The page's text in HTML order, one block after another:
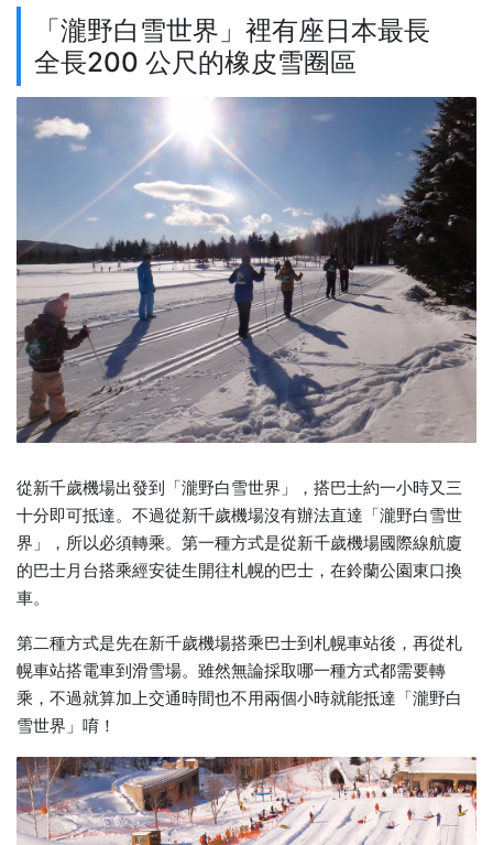
「瀧野白雪世界」裡有座日本最長
全長200 公尺的橡皮雪圈區
從新千歲機場出發到「瀧野白雪世界」，搭巴士約一小時又三
十分即可抵達。不過從新千歲機場沒有辦法直達「瀧野白雪世
界」，所以必須轉乘。第一種方式是從新千歲機場國際線航廈
的巴士月台搭乘經安徒生開往札幌的巴士，在鈴蘭公園東口換
車。
第二種方式是先在新千歲機場搭乘巴士到札幌車站後，再從札
幌車站搭電車到滑雪場。雖然無論採取哪一種方式都需要轉
乘，不過就算加上交通時間也不用兩個小時就能抵達「瀧野白
雪世界」唷！